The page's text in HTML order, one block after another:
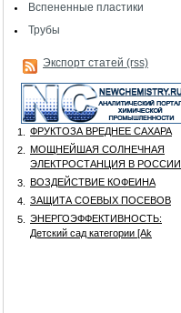
Вспененные пластики
Трубы
Экспорт статей (rss)
1.
ФРУКТОЗА ВРЕДНЕЕ САХАРА
2.
МОЩНЕЙШАЯ СОЛНЕЧНАЯ
ЭЛЕКТРОСТАНЦИЯ В РОССИИ
3.
ВОЗДЕЙСТВИЕ КОФЕИНА
4.
ЗАЩИТА СОЕВЫХ ПОСЕВОВ
5.
ЭНЕРГОЭФФЕКТИВНОСТЬ:
Детский сад категории [Аk